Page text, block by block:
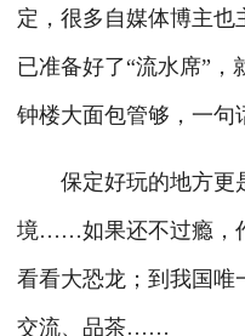
定，很多自媒体博主也
已准备好了“流水席”，
钟楼大面包管够，一句
保定好玩的地方更是
境……如果还不过瘾，
看看大恐龙；到我国唯
交流、品茶……